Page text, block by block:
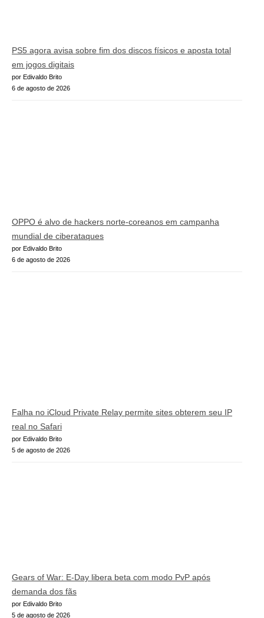
PS5 agora avisa sobre fim dos discos físicos e aposta total
em jogos digitais
por Edivaldo Brito
6 de agosto de 2026
OPPO é alvo de hackers norte-coreanos em campanha
mundial de ciberataques
por Edivaldo Brito
6 de agosto de 2026
Falha no iCloud Private Relay permite sites obterem seu IP
real no Safari
por Edivaldo Brito
5 de agosto de 2026
Gears of War: E-Day libera beta com modo PvP após
demanda dos fãs
por Edivaldo Brito
5 de agosto de 2026